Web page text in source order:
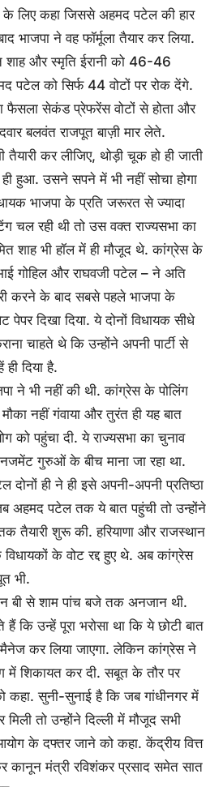
के लिए कहा जिससे अहमद पटेल की हार
भाजपा ने वह फॉर्मूला तैयार कर लिया.
शाह और स्मृति ईरानी को 46-46
पटेल को सिर्फ 44 वोटों पर रोक देंगे.
फैसला सेकंड प्रेफरेंस वोटों से होता और
बलवंत राजपूत बाज़ी मार लेते.
कर लीजिए, थोड़ी चूक हो ही जाती
हुआ. उसने सपने में भी नहीं सोचा होगा
भाजपा के प्रति जरूरत से ज्यादा
चल रही थी तो उस वक्त राज्यसभा का
शाह भी हॉल में ही मौजूद थे. कांग्रेस के
गोहिल और राघवजी पटेल – ने अति
करने के बाद सबसे पहले भाजपा के
दिखा दिया. ये दोनों विधायक सीधे
चाहते थे कि उन्होंने अपनी पार्टी से
दिया है.
ने भी नहीं की थी. कांग्रेस के पोलिंग
नहीं गंवाया और तुरंत ही यह बात
को पहुंचा दी. ये राज्यसभा का चुनाव
गुरुओं के बीच माना जा रहा था.
ही ने ही इसे अपनी-अपनी प्रतिष्ठा
अहमद पटेल तक ये बात पहुंची तो उन्होंने
तैयारी शुरू की. हरियाणा और राजस्थान
के वोट रद्द हुए थे. अब कांग्रेस
भी.
बी से शाम पांच बजे तक अनजान थी.
कि उन्हें पूरा भरोसा था कि ये छोटी बात
कर लिया जाएगा. लेकिन कांग्रेस ने
में शिकायत कर दी. सबूत के तौर पर
कहा. सुनी-सुनाई है कि जब गांधीनगर में
तो उन्होंने दिल्ली में मौजूद सभी
के दफ्तर जाने को कहा. केंद्रीय वित्त
मंत्री रविशंकर प्रसाद समेत सात